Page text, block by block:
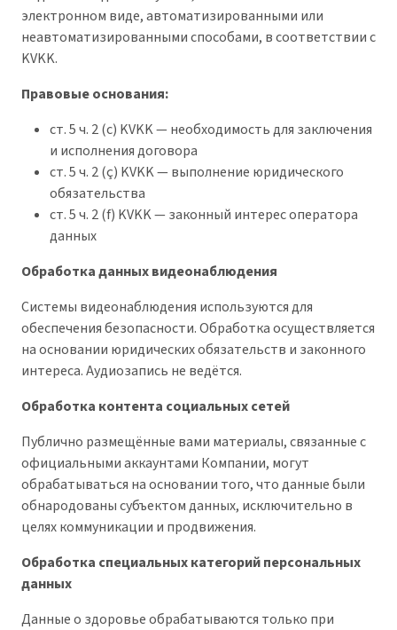
электронном виде, автоматизированными или
неавтоматизированными способами, в соответствии с
KVKK.
Правовые основания:
ст. 5 ч. 2 (c) KVKK — необходимость для заключения
и исполнения договора
ст. 5 ч. 2 (ç) KVKK — выполнение юридического
обязательства
ст. 5 ч. 2 (f) KVKK — законный интерес оператора
данных
Обработка данных видеонаблюдения
Системы видеонаблюдения используются для
обеспечения безопасности. Обработка осуществляется
на основании юридических обязательств и законного
интереса. Аудиозапись не ведётся.
Обработка контента социальных сетей
Публично размещённые вами материалы, связанные с
официальными аккаунтами Компании, могут
обрабатываться на основании того, что данные были
обнародованы субъектом данных, исключительно в
целях коммуникации и продвижения.
Обработка специальных категорий персональных
данных
Данные о здоровье обрабатываются только при